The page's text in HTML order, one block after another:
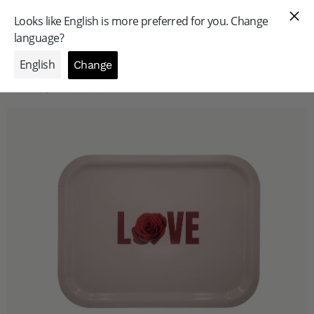
GAMME PROFESSIONNELLE
Accueil / Plateau Stratifié LOVE